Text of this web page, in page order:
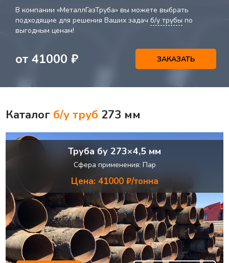
В компании «МеталлГазТруба» вы можете выбрать
подходящие для решения Ваших задач б/у трубы по
выгодным ценам!
от 41000 ₽ ЗАКАЗАТЬ
Каталог б/у труб 273 мм
Труба бу 273×4,5 мм
Сфера применения: Пар
Цена: 41000 ₽/тонна